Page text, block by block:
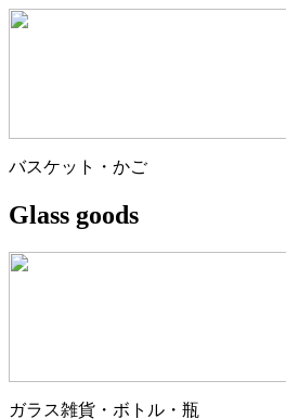
バスケット・かご
Glass goods
ガラス雑貨・ボトル・瓶